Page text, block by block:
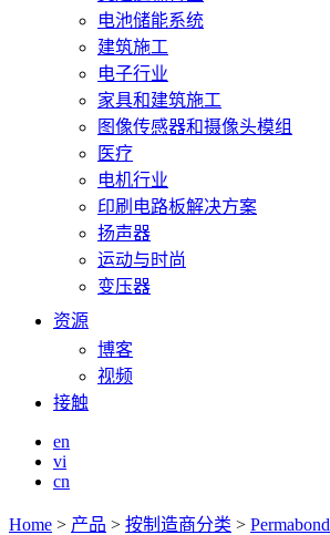
电池储能系统
建筑施工
电子行业
家具和建筑施工
图像传感器和摄像头模组
医疗
电机行业
印刷电路板解决方案
扬声器
运动与时尚
变压器
资源
博客
视频
接触
en
vi
cn
Home > 产品 > 按制造商分类 > Permabond